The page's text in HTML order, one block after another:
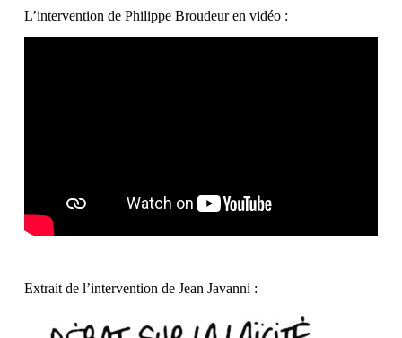
L’intervention de Philippe Broudeur en vidéo :
Extrait de l’intervention de Jean Javanni :